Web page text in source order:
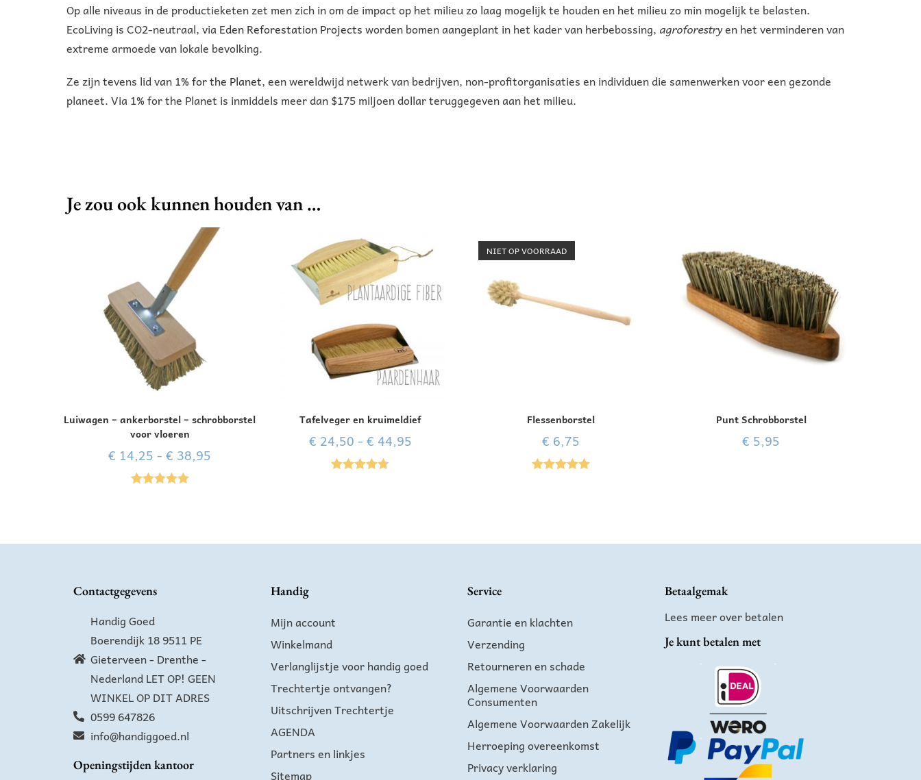
Op alle niveaus in de productieketen zet men zich in om de impact op het milieu zo laag mogelijk te houden en het milieu zo min mogelijk te belasten.
EcoLiving is CO2-neutraal, via Eden Reforestation Projectsworden bomen aangeplant in het kader van herbebossing, agroforestryen het verminderen van
extreme armoede van lokale bevolking.
Ze zijn tevens lid van1% for the Planet,een wereldwijd netwerk van bedrijven, non-profitorganisaties en individuen die samenwerken voor een gezonde
planeet. Via 1% for the Planet is inmiddels meer dan $175 miljoen dollar teruggegeven aan het milieu.
Je zou ook kunnen houden van …
Luiwagen – ankerborstel – schrobborstel
voor vloeren
€ 14,25 - € 38,95
Tafelveger en kruimeldief
€ 24,50 - € 44,95
NIET OP VOORRAAD
Flessenborstel
€ 6,75
Punt Schrobborstel
€ 5,95
Contactgegevens
Handig Goed
Boerendijk 18 9511 PE
Gieterveen - Drenthe -
Nederland LET OP! GEEN
WINKEL OP DIT ADRES
0599 647826
info@handiggoed.nl
Openingstijden kantoor
Handig
Mijn account
Winkelmand
Verlanglijstje voor handig goed
Trechtertje ontvangen?
Uitschrijven Trechtertje
AGENDA
Partners en linkjes
Sitemap
Service
Garantie en klachten
Verzending
Retourneren en schade
Algemene Voorwaarden
Consumenten
Algemene Voorwaarden Zakelijk
Herroeping overeenkomst
Privacy verklaring
Betaalgemak
Lees meer over betalen
Je kunt betalen met